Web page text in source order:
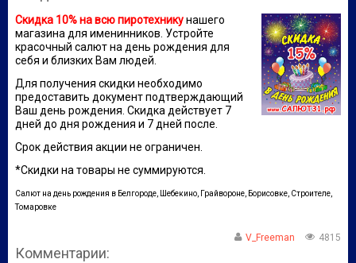
Скидка 10% на всю пиротехникунашего
магазина для именинников. Устройте
красочный салют на день рождения для
себя и близких Вам людей.
Для получения скидки необходимо
предоставить документ подтверждающий
Ваш день рождения. Скидка действует 7
дней до дня рождения и 7 дней после.
Срок действия акции не ограничен.
*Скидки на товары не суммируются.
Салют на день рождения в Белгороде, Шебекино, Грайвороне, Борисовке, Строителе,
Томаровке
4815
V_Freeman
Комментарии: